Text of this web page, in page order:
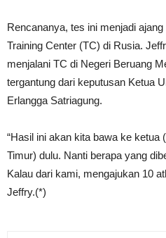
Rencananya, tes ini menjadi
Training Center (TC) di Rusia.
menjalani TC di Negeri Beruang
tergantung dari keputusan Ketua
Erlangga Satriagung.
“Hasil ini akan kita bawa ke
Timur) dulu. Nanti berapa yang
Kalau dari kami, mengajukan 10
Jeffry.(*)